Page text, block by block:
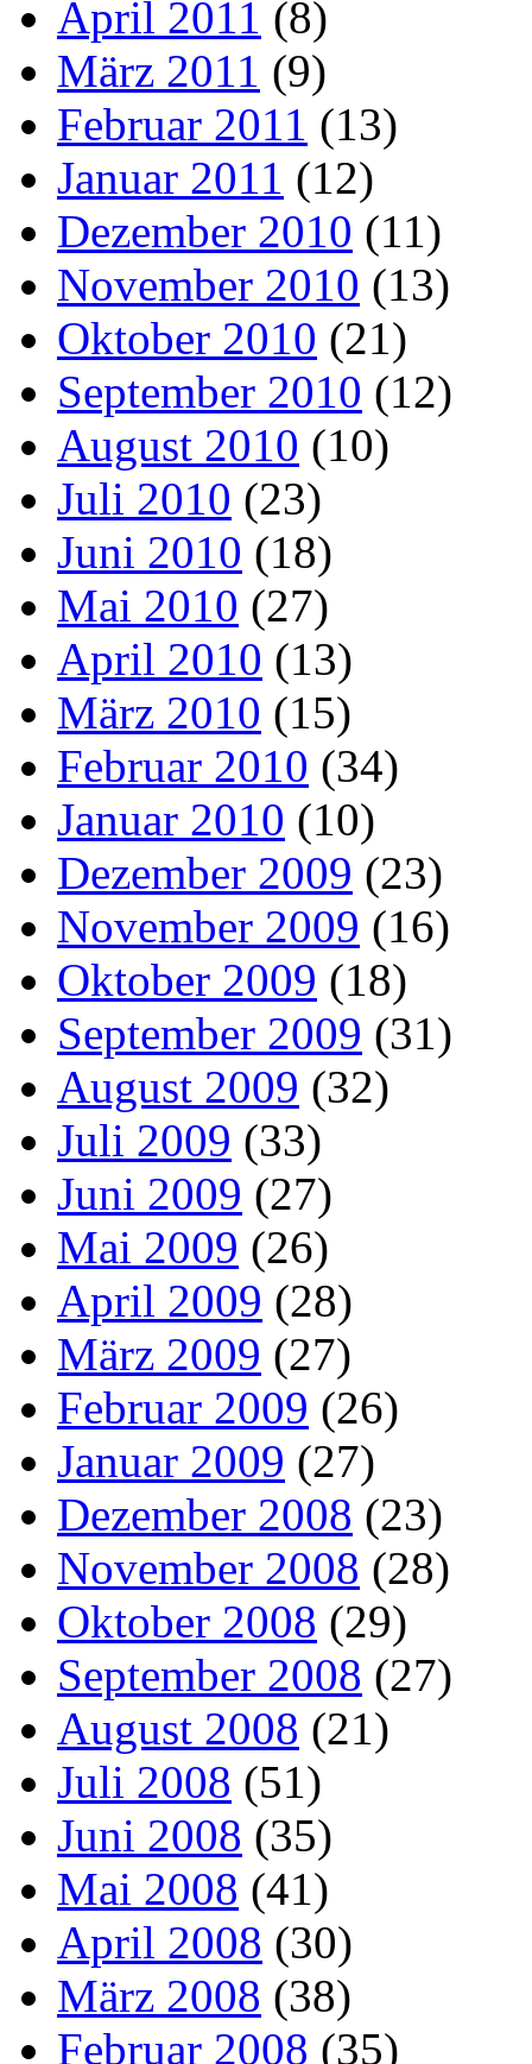
April 2011 (8)
März 2011 (9)
Februar 2011 (13)
Januar 2011 (12)
Dezember 2010 (11)
November 2010 (13)
Oktober 2010 (21)
September 2010 (12)
August 2010 (10)
Juli 2010 (23)
Juni 2010 (18)
Mai 2010 (27)
April 2010 (13)
März 2010 (15)
Februar 2010 (34)
Januar 2010 (10)
Dezember 2009 (23)
November 2009 (16)
Oktober 2009 (18)
September 2009 (31)
August 2009 (32)
Juli 2009 (33)
Juni 2009 (27)
Mai 2009 (26)
April 2009 (28)
März 2009 (27)
Februar 2009 (26)
Januar 2009 (27)
Dezember 2008 (23)
November 2008 (28)
Oktober 2008 (29)
September 2008 (27)
August 2008 (21)
Juli 2008 (51)
Juni 2008 (35)
Mai 2008 (41)
April 2008 (30)
März 2008 (38)
Februar 2008 (35)